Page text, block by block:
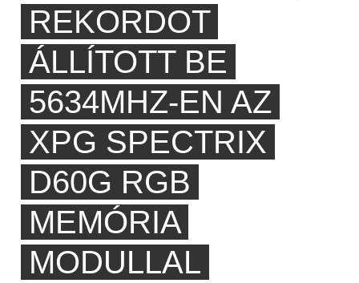
REKORDOT
ÁLLÍTOTT BE
5634MHZ-EN AZ
XPG SPECTRIX
D60G RGB
MEMÓRIA
MODULLAL